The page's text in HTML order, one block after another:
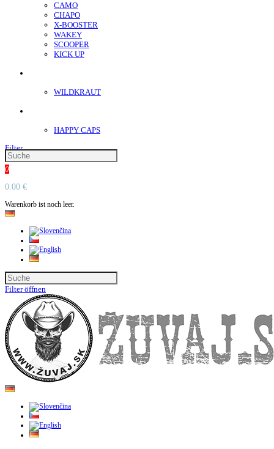
CAMO
CHAPO
X-BOOSTER
WAKEY
SCOOPER
KICK UP
WILDKRAUT
HAPPY CAPS
Filter
0
0.00 €
Warenkorb ist noch leer.
Filter öffnen